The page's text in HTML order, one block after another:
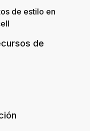
de estilo en
de